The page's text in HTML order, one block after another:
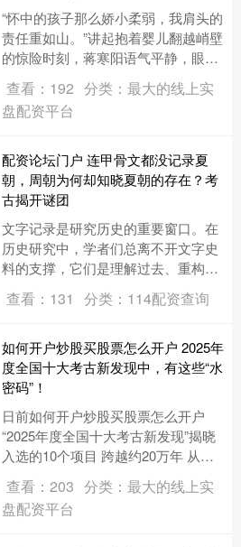
“怀中的孩子那么娇小柔弱，我肩头的
责任重如山。”讲起抱着婴儿翻越峭壁
的惊险时刻，蒋寒阳语气平静，眼神
坚定。 去年7月，北京怀柔山区一段
被洪水冲毁的山路旁，蒋寒阳....
查看：192 分类：最大的线上实
盘配资平台
配资论坛门户 连甲骨文都没记录夏
朝，周朝为何却知晓夏朝的存在？考
古揭开谜团
文字记录是研究历史的重要窗口。在
历史研究中，学者们总离不开文字史
料的支撑，它们是理解过去、重构历
史脉络的关键。然而，随着时间的流
逝，许多史料的真实性也常常被置
查看：131 分类：114配资查询
如何开户炒股买股票怎么开户 2025年
度全国十大考古新发现中，有这些“水
密码”！
日前如何开户炒股买股票怎么开户
“2025年度全国十大考古新发现”揭晓
入选的10个项目 跨越约20万年 从中
原腹地到边疆地区 从史前遗址群到历
史时期都城遗存 ....
查看：203 分类：最大的线上实
盘配资平台